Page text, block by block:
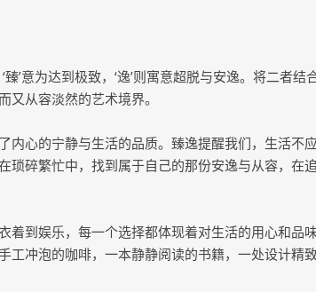
’意为达到极致，‘逸’则寓意超脱与安逸。将二者结
从容淡然的艺术境界。
内心的宁静与生活的品质。臻逸提醒我们，生活不
碎繁忙中，找到属于自己的那份安逸与从容，在追
着到娱乐，每一个选择都体现着对生活的用心和品
工冲泡的咖啡，一本静静阅读的书籍，一处设计精